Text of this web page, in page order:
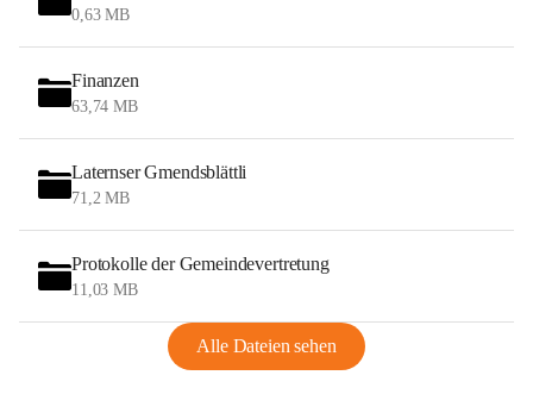
0,63 MB
Finanzen
63,74 MB
Laternser Gmendsblättli
71,2 MB
Protokolle der Gemeindevertretung
11,03 MB
Alle Dateien sehen